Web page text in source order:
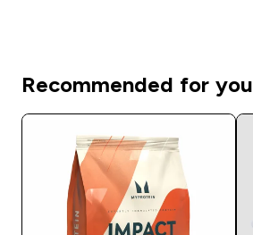
Recommended for you